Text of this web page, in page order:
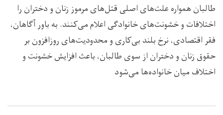
طالبان همواره علت‌های اصلی قتل‌های مرموز زنان و دختران را
اختلافات و خشونت‌های خانوادگی اعلام می‌کنند. به باور آگاهان،
فقر اقتصادی، نرخ بلند بی‌کاری و محدودیت‌های روزافزون بر
حقوق زنان و دختران از سوی طالبان، باعث افزایش خشونت و
اختلاف میان خانواده‌ها می‌شود